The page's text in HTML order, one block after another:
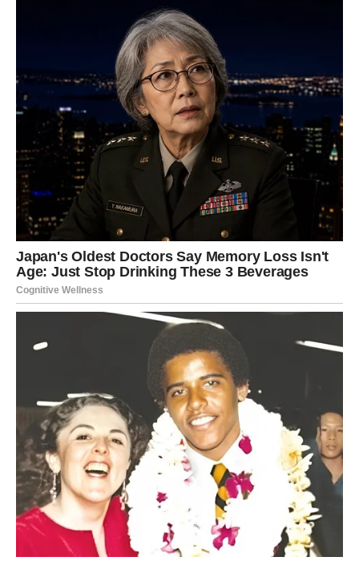
potencijal pomoći u upravljanju dijabetesom, liječenju
čira na želucu, poticanju gubitka težine i doprinosu
općem blagostanju.
Upotrijebite smokvin list kao sredstvo za prikrivanje
cijelog tijela. Čaj od lišća smokve može pružiti prijeko
potrebno olakšanje osobama koje imaju dijabetes, čir na
želucu, bronhitis ili visoki krvni tlak, služeći kao pravi
spasitelj za njihove bolesti.
Listovi smokve obiluju esencijalnim nutrijentima, poput
vitamina A, B1 i B2, zajedno s kalcijem, željezom,
manganom, fosforom, kalijem i natrijem. Osim toga,
bogati su vlaknima i antioksidansima, što ih čini vrlo
hranjivim izborom.
Iako bi se osobe s dijabetesom trebale suzdržati od
konzumacije voća zbog visokog sadržaja šećera, lišće
smokve pokazalo se kao koristan i praktičan izvor za ovu
skupinu jer pomaže u regulaciji razine šećera u krvi.
Uključivanje čaja u vašu prehranu nudi potencijal za
povećanje osjetljivosti na inzulin i potencijalno smanjenje
rizika od dijabetesa, što ga čini povoljnom i zdravstveno
osviještenom opcijom.